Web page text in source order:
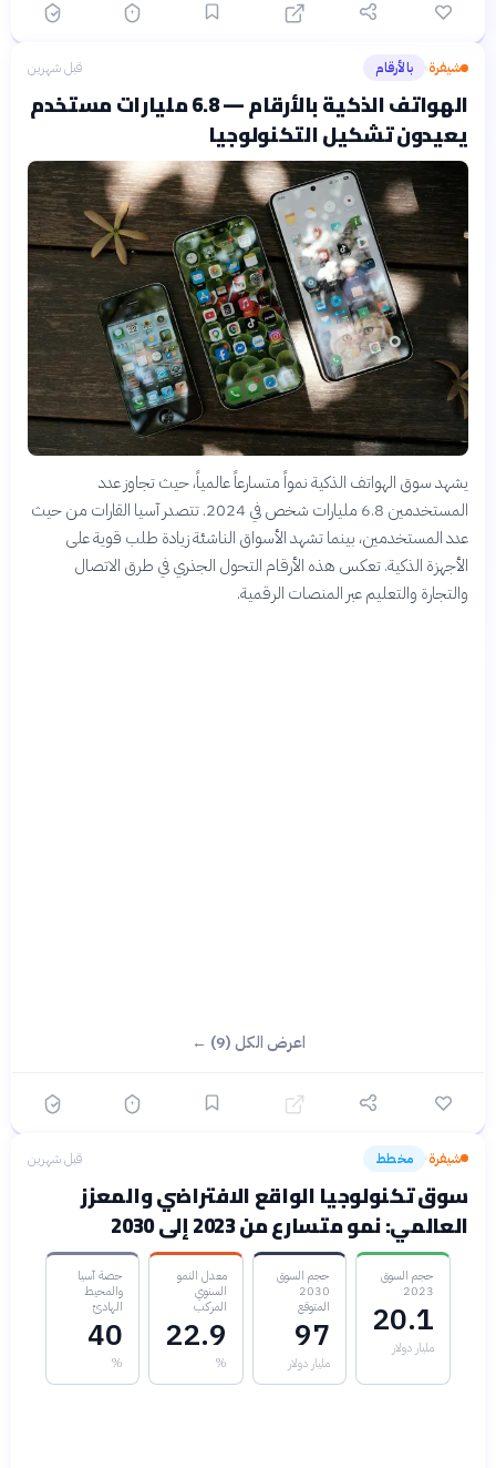
شيفرة› بالأرقام قبل شهرين
الهواتف الذكية بالأرقام — 6.8 مليارات مستخدم
يعيدون تشكيل التكنولوجيا
يشهد سوق الهواتف الذكية نمواً متسارعاً عالمياً، حيث تجاوز عدد
المستخدمين 6.8 مليارات شخص في 2024. تتصدر آسيا القارات من حيث
عدد المستخدمين، بينما تشهد الأسواق الناشئة زيادة طلب قوية على
الأجهزة الذكية. تعكس هذه الأرقام التحول الجذري في طرق الاتصال
والتجارة والتعليم عبر المنصات الرقمية.
اعرض الكل (9) ←
شيفرة› مخطط قبل شهرين
سوق تكنولوجيا الواقع الافتراضي والمعزز
العالمي: نمو متسارع من 2023 إلى 2030
حجم السوق
2023
20.1
مليار دولار
حجم السوق
2030
المتوقع
97
مليار دولار
معدل النمو
السنوي
المركب
22.9
%
حصة آسيا
والمحيط
الهادئ
40
%